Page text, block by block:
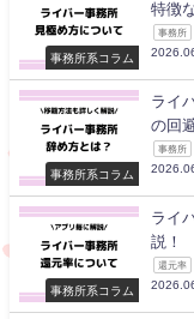
事務所系コラム
特徴
事務所
事務所系コラム
ライ
の回
事務所
事務所系コラム
ライ
説！
還元率